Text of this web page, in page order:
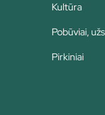
Kultūra
Pobūviai,
Pirkiniai